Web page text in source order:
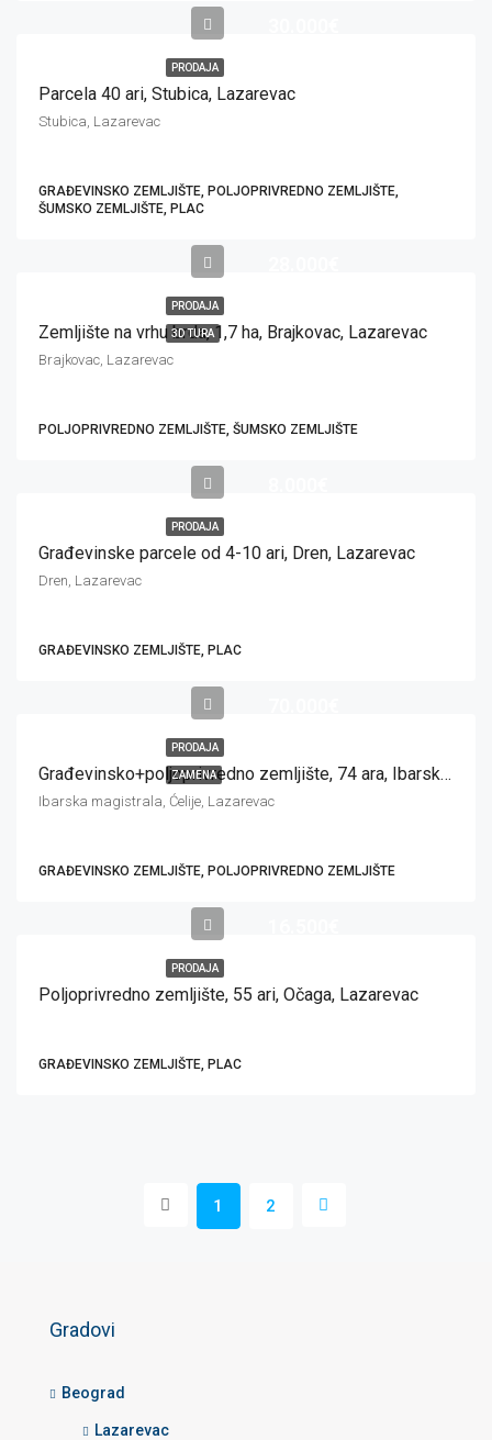
PRODAJA
Parcela 40 ari, Stubica, Lazarevac
Stubica, Lazarevac
GRAĐEVINSKO ZEMLJIŠTE, POLJOPRIVREDNO ZEMLJIŠTE,
ŠUMSKO ZEMLJIŠTE, PLAC
PRODAJA
3D TURA
Zemljište na vrhu brda, 1,7 ha, Brajkovac, Lazarevac
Brajkovac, Lazarevac
POLJOPRIVREDNO ZEMLJIŠTE, ŠUMSKO ZEMLJIŠTE
PRODAJA
Građevinske parcele od 4-10 ari, Dren, Lazarevac
Dren, Lazarevac
GRAĐEVINSKO ZEMLJIŠTE, PLAC
PRODAJA
ZAMENA Građevinsko+poljoprivredno zemljište, 74 ara, Ibarska magistrala, Ćelije
Ibarska magistrala, Ćelije, Lazarevac
GRAĐEVINSKO ZEMLJIŠTE, POLJOPRIVREDNO ZEMLJIŠTE
PRODAJA
Poljoprivredno zemljište, 55 ari, Očaga, Lazarevac
GRAĐEVINSKO ZEMLJIŠTE, PLAC
1 2
Gradovi
Beograd
Lazarevac